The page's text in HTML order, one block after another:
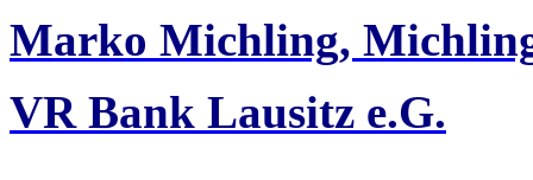
Marko Michling,
VR Bank Lausitz e.G.